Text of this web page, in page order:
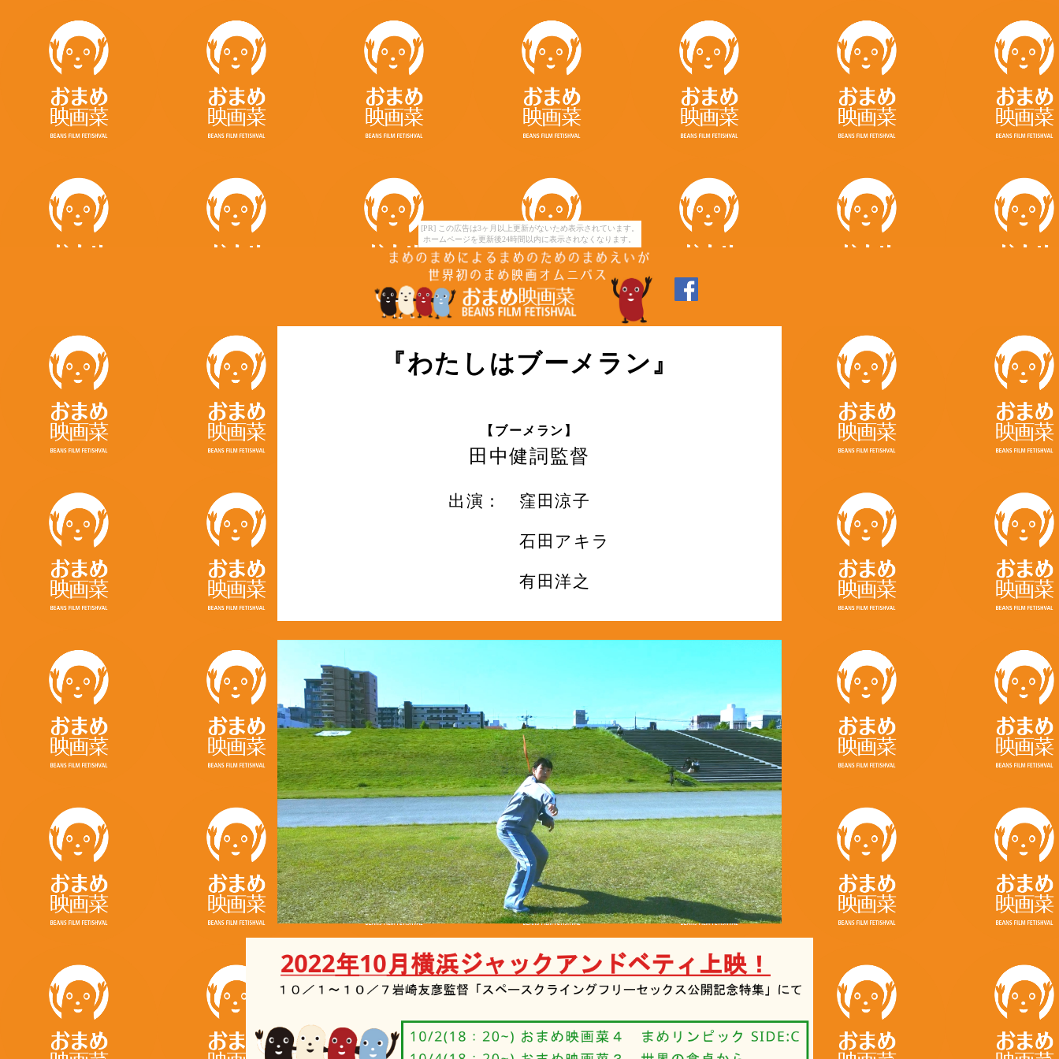
[PR] この広告は3ヶ月以上更新がないため表示されています。
ホームページを更新後24時間以内に表示されなくなります。
『わたしはブーメラン』
【ブーメラン】
田中健詞監督
出演： 窪田涼子
石田アキラ
有田洋之